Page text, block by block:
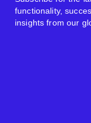
functionality,
insights from our